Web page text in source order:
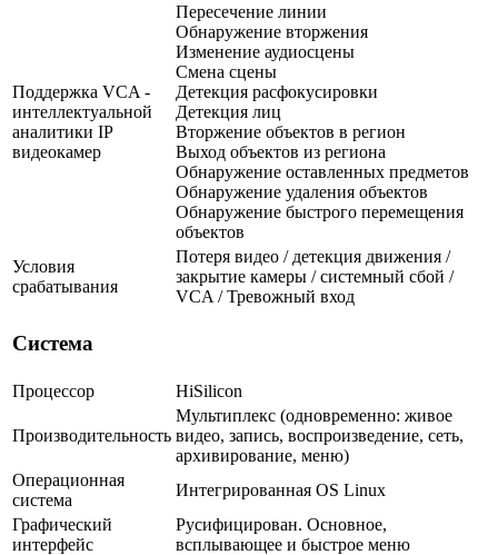
Поддержка VCA -
интеллектуальной
аналитики IP
видеокамер
Пересечение линии
Обнаружение вторжения
Изменение аудиосцены
Смена сцены
Детекция расфокусировки
Детекция лиц
Вторжение объектов в регион
Выход объектов из региона
Обнаружение оставленных предметов
Обнаружение удаления объектов
Обнаружение быстрого перемещения
объектов
Условия
срабатывания
Потеря видео / детекция движения /
закрытие камеры / системный сбой /
VCA / Тревожный вход
Система
Процессор HiSilicon
Производительность
Мультиплекс (одновременно: живое
видео, запись, воспроизведение, сеть,
архивирование, меню)
Операционная
система
Интегрированная OS Linux
Графический
интерфейс
Русифицирован. Основное,
всплывающее и быстрое меню